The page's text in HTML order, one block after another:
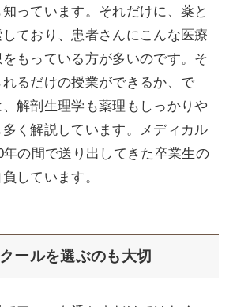
っています。それだけに、薬と
ており、患者さんにこんな医療
もっている方が多いのです。そ
るだけの授業ができるか、で
解剖生理学も薬理もしっかりや
く解説しています。メディカル
の間で送り出してきた卒業生の
しています。
ールを選ぶのも大切